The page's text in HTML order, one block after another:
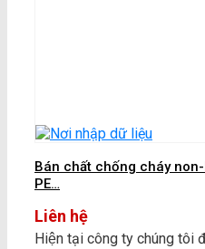
Bán chất chống cháy
PE…
Liên hệ
Hiện tại công ty chúng tôi